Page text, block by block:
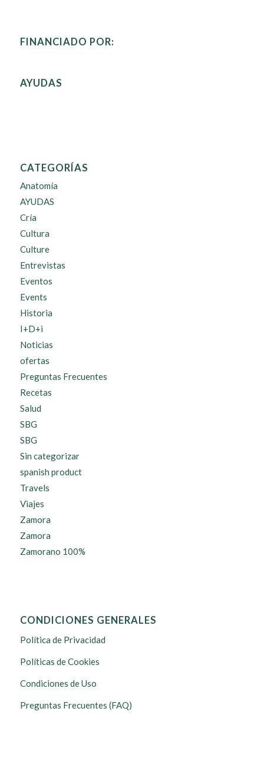
FINANCIADO POR:
AYUDAS
CATEGORÍAS
Anatomía
AYUDAS
Cría
Cultura
Culture
Entrevistas
Eventos
Events
Historia
I+D+i
Noticias
ofertas
Preguntas Frecuentes
Recetas
Salud
SBG
SBG
Sin categorizar
spanish product
Travels
Viajes
Zamora
Zamora
Zamorano 100%
CONDICIONES GENERALES
Política de Privacidad
Políticas de Cookies
Condiciones de Uso
Preguntas Frecuentes (FAQ)